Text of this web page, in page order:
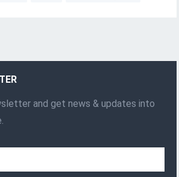
and get news & updates into